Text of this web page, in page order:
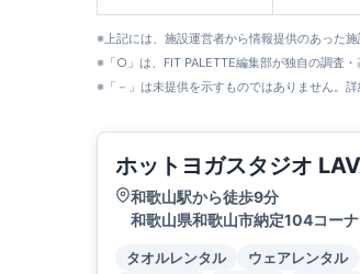
※上記には、施設運営者から情報提供のあった
※「○」は、FIT PALETTE編集部が独自の調査・
※「－」は未提供を示すものではありません。
ホットヨガスタジオ
和歌山駅から徒歩9分
和歌山県和歌山市納定104コー
タオルレンタル ウェアレンタル